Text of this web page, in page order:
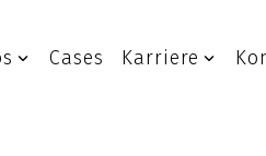
Cases Karriere